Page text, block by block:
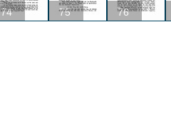
74 75 76